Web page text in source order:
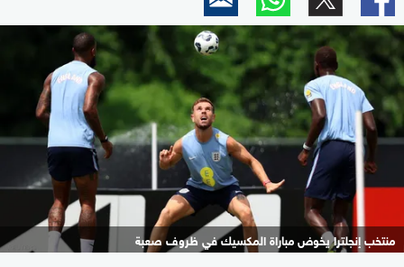
منتخب إنجلترا يخوض مباراة المكسيك في ظروف صعبة